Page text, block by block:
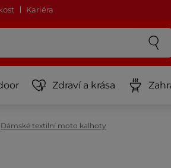
Kariéra
Zdraví a krása
Dámské textilní moto kalhoty